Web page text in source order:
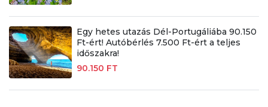
Egy hetes utazás Dél-Portugáliába 90.150
Ft-ért! Autóbérlés 7.500 Ft-ért a teljes
időszakra!
90.150 FT